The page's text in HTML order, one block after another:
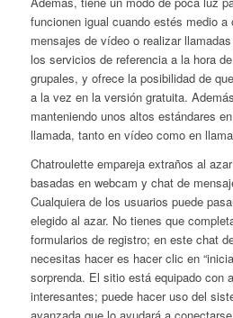
funcionen igual cuando estés medio
mensajes de vídeo o realizar
los servicios de referencia a la hora
grupales, y ofrece la posibilidad de
a la vez en la versión gratuita.
manteniendo unos altos estándares
llamada, tanto en vídeo como en
Chatroulette empareja extraños al
basadas en webcam y chat de
Cualquiera de los usuarios puede
elegido al azar. No tienes que
formularios de registro; en este chat
necesitas hacer es hacer clic en
sorprenda. El sitio está equipado con
interesantes; puede hacer uso del